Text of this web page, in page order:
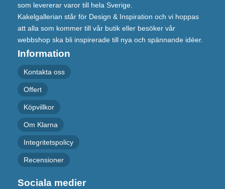
som levererar varor till hela Sverige.
Kakelgallerian står för Design & Inspiration och vi hoppas
att alla som kommer till vår butik eller besöker vår
webbshop ska bli inspirerade till nya och spännande idéer.
Information
Kontakta oss
Offert
Köpvillkor
Om Klarna
Integritetspolicy
Recensioner
Sociala medier